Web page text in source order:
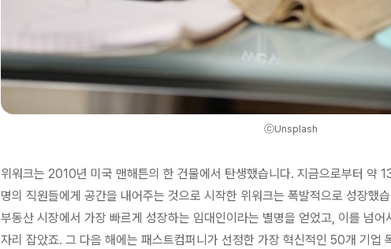
ⓒUnsplash
위워크는 2010년 미국 맨해튼의 한 건물에서 탄생했습니다. 지금으로부터 약
명의 직원들에게 공간을 내어주는 것으로 시작한 위워크는 폭발적으로 성장했
부동산 시장에서 가장 빠르게 성장하는 임대인이라는 별명을 얻었고, 이를 넘
자리 잡았죠. 그 다음 해에는 패스트컴퍼니가 선정한 가장 혁신적인 50개 기업